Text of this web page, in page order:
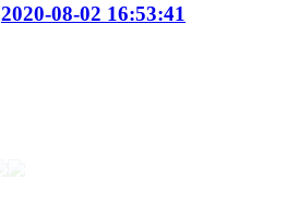
2020-08-02 16:53:41